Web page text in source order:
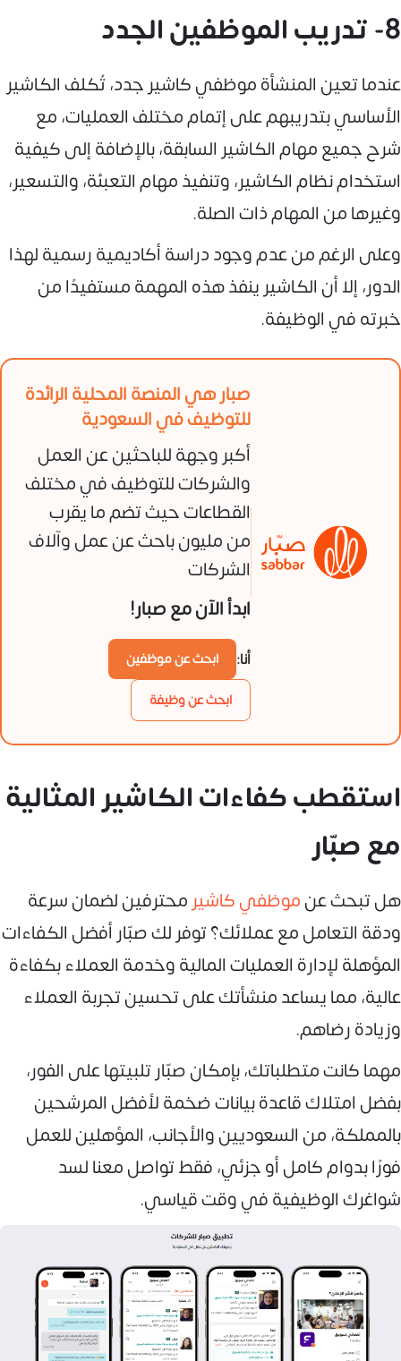
8- تدريب الموظفين الجدد
عندما تعين المنشأة موظفي كاشير جدد، تُكلف الكاشير
الأساسي بتدريبهم على إتمام مختلف العمليات، مع
شرح جميع مهام الكاشير السابقة، بالإضافة إلى كيفية
استخدام نظام الكاشير، وتنفيذ مهام التعبئة، والتسعير،
وغيرها من المهام ذات الصلة.
وعلى الرغم من عدم وجود دراسة أكاديمية رسمية لهذا
الدور، إلا أن الكاشير ينفذ هذه المهمة مستفيدًا من
خبرته في الوظيفة.
صبار هي المنصة المحلية الرائدة
للتوظيف في السعودية
أكبر وجهة للباحثين عن العمل
والشركات للتوظيف في مختلف
القطاعات حيث تضم ما يقرب
من مليون باحث عن عمل وآلاف
الشركات
ابدأ الآن مع صبار!
أنا:
ابحث عن موظفين
ابحث عن وظيفة
استقطب كفاءات الكاشير المثالية
مع صبّار
هل تبحث عنموظفي كاشير محترفين لضمان سرعة
ودقة التعامل مع عملائك؟ توفر لك صبّار أفضل الكفاءات
المؤهلة لإدارة العمليات المالية وخدمة العملاء بكفاءة
عالية، مما يساعد منشأتك على تحسين تجربة العملاء
وزيادة رضاهم.
مهما كانت متطلباتك، بإمكان صبّار تلبيتها على الفور،
بفضل امتلاك قاعدة بيانات ضخمة لأفضل المرشحين
بالمملكة، من السعوديين والأجانب، المؤهلين للعمل
فورًا بدوام كامل أو جزئي، فقط تواصل معنا لسد
شواغرك الوظيفية في وقت قياسي.